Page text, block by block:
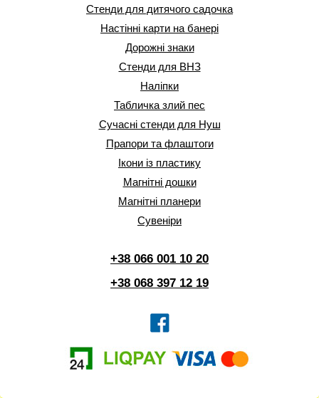
Стенди для дитячого садочка
Настінні карти на банері
Дорожні знаки
Стенди для ВНЗ
Наліпки
Табличка злий пес
Сучасні стенди для Нуш
Прапори та флаштоги
Ікони із пластику
Магнітні дошки
Магнітні планери
Сувеніри
+38 066 001 10 20
+38 068 397 12 19